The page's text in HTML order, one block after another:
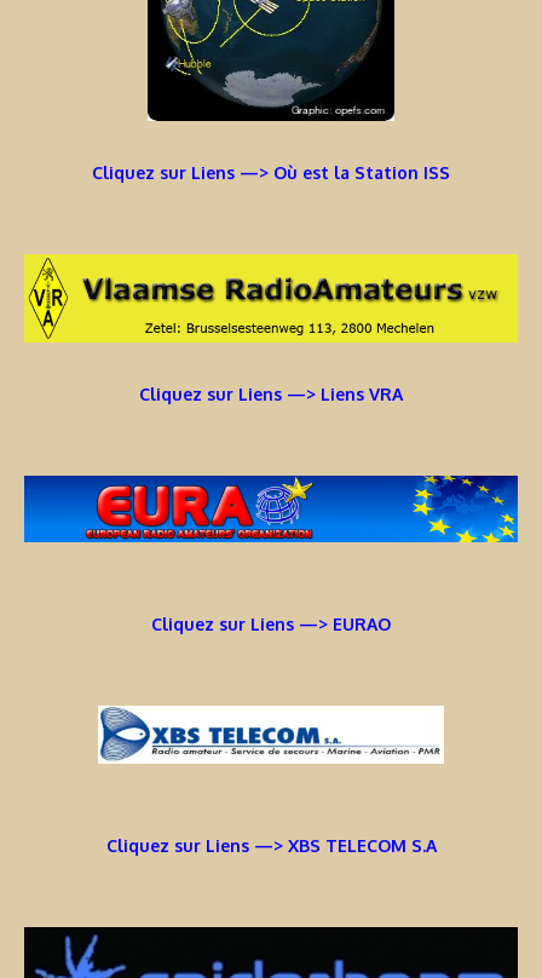
Cliquez sur Liens —> Où est la Station ISS
Cliquez sur Liens —> Liens VRA
Cliquez sur Liens —> EURAO
Cliquez sur Liens —> XBS TELECOM S.A